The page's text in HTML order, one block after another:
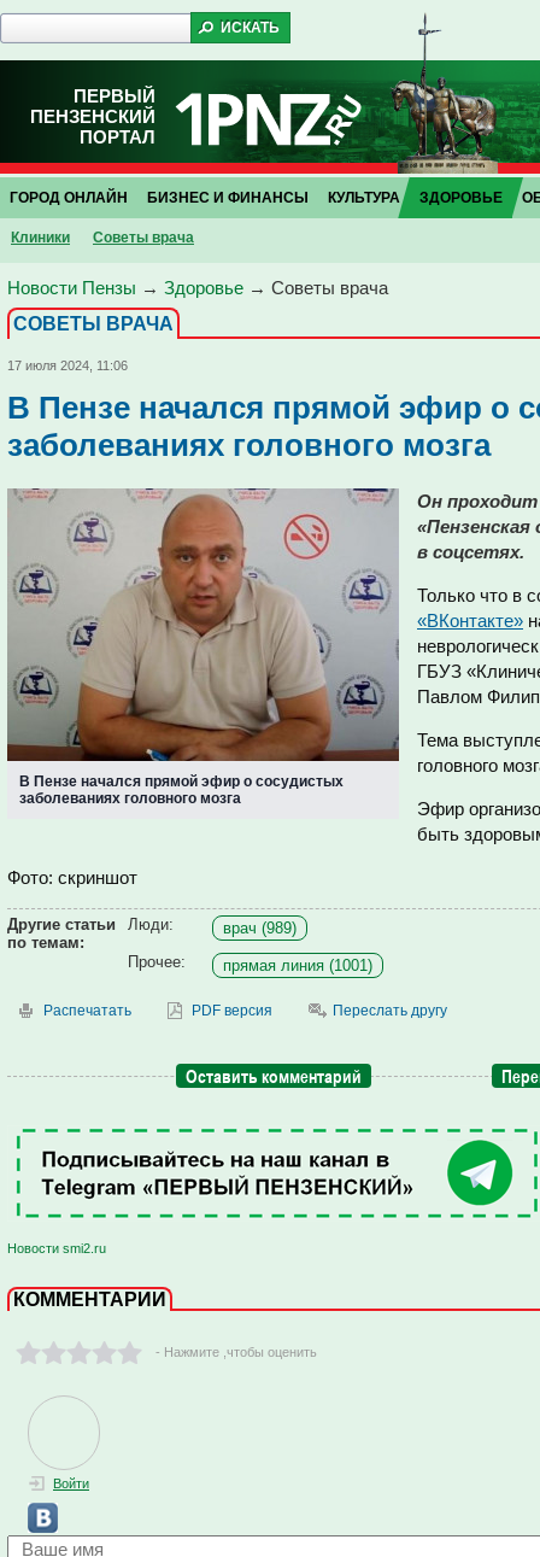
ПЕРВЫЙ
ПЕНЗЕНСКИЙ
ПОРТАЛ
ГОРОД ОНЛАЙН БИЗНЕС И ФИНАНСЫ КУЛЬТУРА ЗДОРОВЬЕ
Клиники Советы врача
Новости Пензы → Здоровье → Советы врача
СОВЕТЫ ВРАЧА
17 июля 2024, 11:06
В Пензе начался прямой эфир о
заболеваниях головного мозга
В Пензе начался прямой эфир о сосудистых
заболеваниях головного мозга
Он проходит
в соцсетях.
Только что в
«ВКонтакте»
ГБУЗ
Павлом
Тема
головного
Эфир
быть
Фото: скриншот
Другие статьи
по темам:
Люди:
врач (989)
Прочее:
прямая линия (1001)
Распечатать PDF версия Переслать другу
Оставить комментарий
Новости smi2.ru
КОММЕНТАРИИ
- Нажмите ,чтобы оценить
Войти